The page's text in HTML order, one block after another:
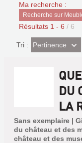
Ma recherche :
Recherche sur
Résultats 1 - 6 / 6
Tri : (Effet
imédiat)
Pertinence
DU
LA
Sans exemplaire |
du château et des
château et des